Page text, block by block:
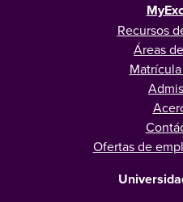
Recursos
Áreas
Ofertas de